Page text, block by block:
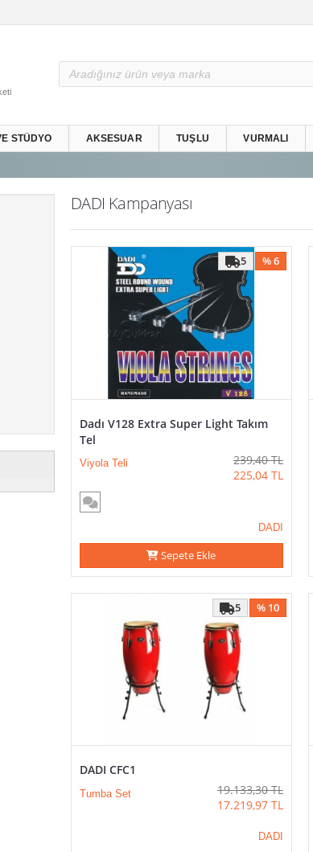
STÜDYO AKSESUAR TUŞLU VURMALI
DADI Kampanyası
% 6
5
Dadı V128 Extra Super Light Takım
Tel
Viyola Teli 239,40 TL
225,04 TL
DADI
Sepete Ekle
% 10
5
DADI CFC1
Tumba Set 19.133,30 TL
17.219,97 TL
DADI